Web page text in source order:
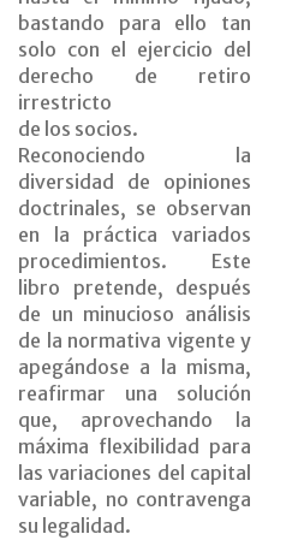
bastando para ello tan
solo con el ejercicio del
derecho de retiro
irrestricto
de los socios.
Reconociendo la
diversidad de opiniones
doctrinales, se observan
en la práctica variados
procedimientos. Este
libro pretende, después
de un minucioso análisis
de la normativa vigente y
apegándose a la misma,
reafirmar una solución
que, aprovechando la
máxima flexibilidad para
las variaciones del capital
variable, no contravenga
su legalidad.